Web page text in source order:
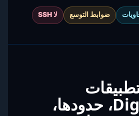
ضوابط التوسع لا SSH
DigitalOcean، حدودها،